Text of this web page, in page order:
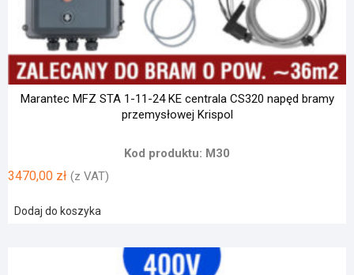
Marantec MFZ STA 1-11-24 KE centrala CS320 napęd bramy
przemysłowej Krispol
Kod produktu: M30
3470,00 zł (z VAT)
Dodaj do koszyka